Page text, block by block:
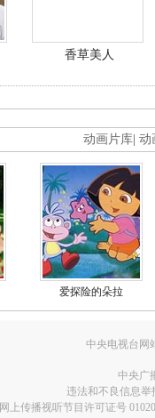
香草美人
动画片库 动
爱探险的朵拉
中央电视台网
中央广
违法和不良信息举
网上传播视听节目许可证号